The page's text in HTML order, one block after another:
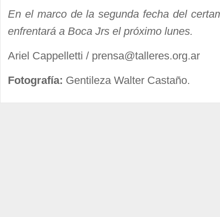
En el marco de la segunda fecha del
enfrentará a Boca Jrs el próximo lunes.
Ariel Cappelletti / prensa@talleres.org.ar
Fotografía: Gentileza Walter Castaño.